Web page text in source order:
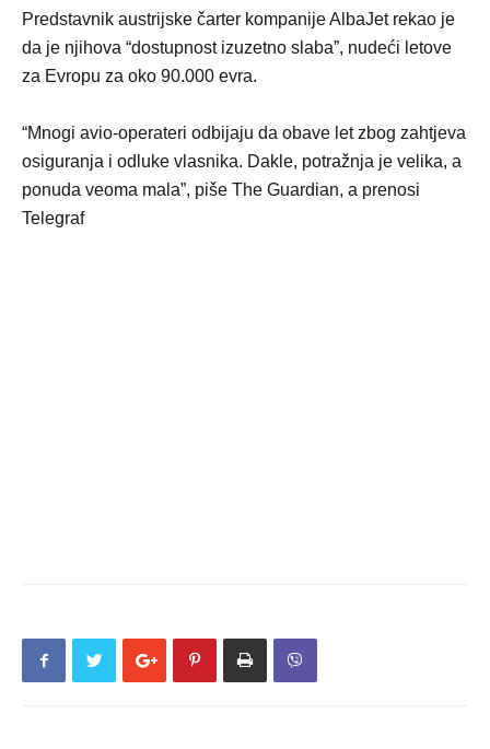
Predstavnik austrijske čarter kompanije AlbaJet rekao je
da je njihova “dostupnost izuzetno slaba”, nudeći letove
za Evropu za oko 90.000 evra.
“Mnogi avio-operateri odbijaju da obave let zbog zahtjeva
osiguranja i odluke vlasnika. Dakle, potražnja je velika, a
ponuda veoma mala”, piše The Guardian, a prenosi
Telegraf